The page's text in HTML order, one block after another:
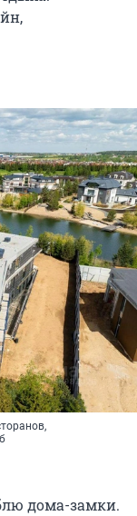
дома-замки.